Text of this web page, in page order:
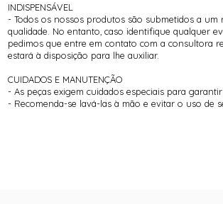
INDISPENSÁVEL
- Todos os nossos produtos são submetidos a
qualidade. No entanto, caso identifique qualquer
pedimos que entre em contato com a consultora
estará à disposição para lhe auxiliar.
CUIDADOS E MANUTENÇÃO
- As peças exigem cuidados especiais para
- Recomenda-se lavá-las à mão e evitar o uso de